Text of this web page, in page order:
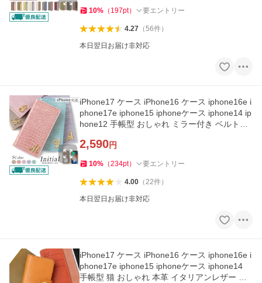
10% （ 197pt） 要エントリー
4.27（56件）
本日翌日お届け非対応
iPhone17 ケース iPhone16 ケース iphone16e i
phone17e iphone15 iphoneケース iphone14 ip
hone12 手帳型 おしゃれ ミラー付き ベルトな
2,590円
10% （234pt） 要エントリー
4.00（22件）
本日翌日お届け非対応
iPhone17 ケース iPhone16 ケース iphone16e i
phone17e iphone15 iphoneケース iphone14
手帳型 猫 おしゃれ 本革 イタリアンレザー ア